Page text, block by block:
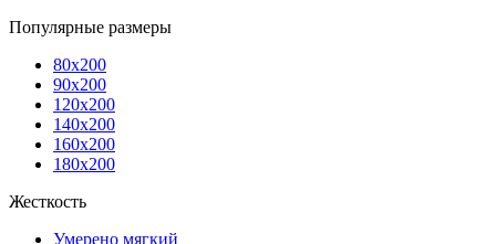
Популярные размеры
80x200
90x200
120x200
140x200
160x200
180x200
Жесткость
Умерено мягкий